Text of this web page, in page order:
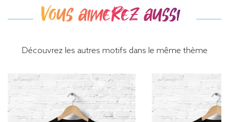
Vous aimerez aussi
Découvrez les autres motifs dans le même thème